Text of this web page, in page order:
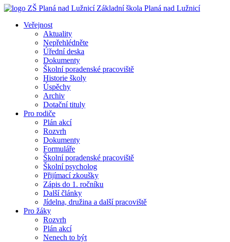
Základní škola Planá nad Lužnicí
Veřejnost
Aktuality
Nepřehlédněte
Úřední deska
Dokumenty
Školní poradenské pracoviště
Historie školy
Úspěchy
Archiv
Dotační tituly
Pro rodiče
Plán akcí
Rozvrh
Dokumenty
Formuláře
Školní poradenské pracoviště
Školní psycholog
Přijímací zkoušky
Zápis do 1. ročníku
Další články
Jídelna, družina a další pracoviště
Pro žáky
Rozvrh
Plán akcí
Nenech to být